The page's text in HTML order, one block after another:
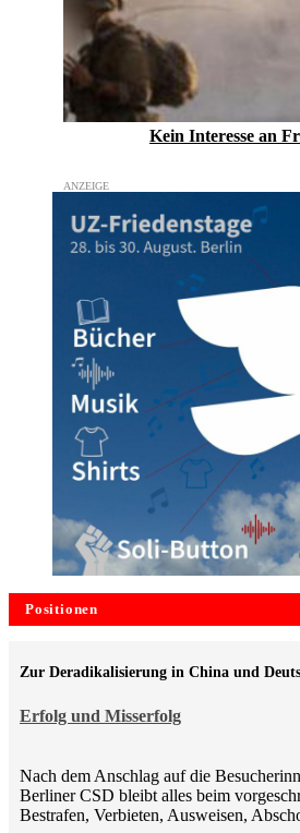
Kein Inte­resse an
Positionen
Erfolg und Misserfolg
Zur Deradikalisierung in China und
Nach dem Anschlag auf die
Berliner CSD bleibt alles beim
Bestrafen, Verbieten, Ausweisen,